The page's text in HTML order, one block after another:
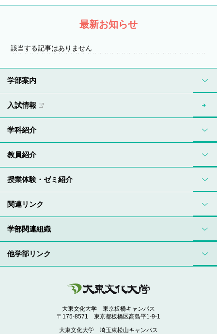
最新お知らせ
該当する記事はありません
学部関連組織
他学部リンク
大東文化大学 東京板橋キャンパス
〒175-8571 東京都板橋区高島平1-9-1
大東文化大学 埼玉東松山キャンパス
学部案内
入試情報
学科紹介
教員紹介
授業体験・ゼミ紹介
関連リンク